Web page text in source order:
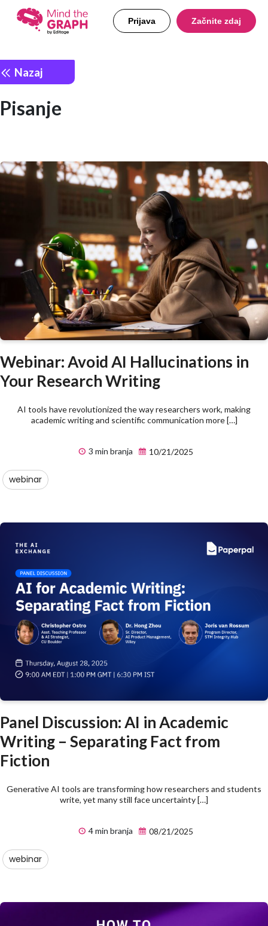
Prijava Začnite zdaj
Nazaj
Pisanje
Webinar: Avoid AI Hallucinations in
Your Research Writing
AI tools have revolutionized the way researchers work, making
academic writing and scientific communication more […]
3 min branja 10/21/2025
webinar
Panel Discussion: AI in Academic
Writing – Separating Fact from
Fiction
Generative AI tools are transforming how researchers and students
write, yet many still face uncertainty […]
4 min branja 08/21/2025
webinar